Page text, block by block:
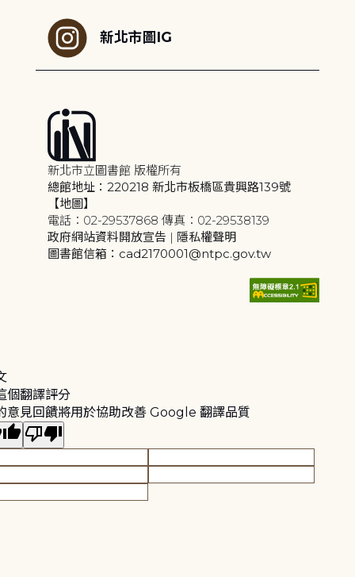
新北市圖IG
新北市立圖書館 版權所有
總館地址：220218 新北市板橋區貴興路139號
【地圖】
電話：02-29537868 傳真：02-29538139
政府網站資料開放宣告 | 隱私權聲明
圖書館信箱：cad2170001@ntpc.gov.tw
個翻譯評分
意見回饋將用於協助改善 Google 翻譯品質